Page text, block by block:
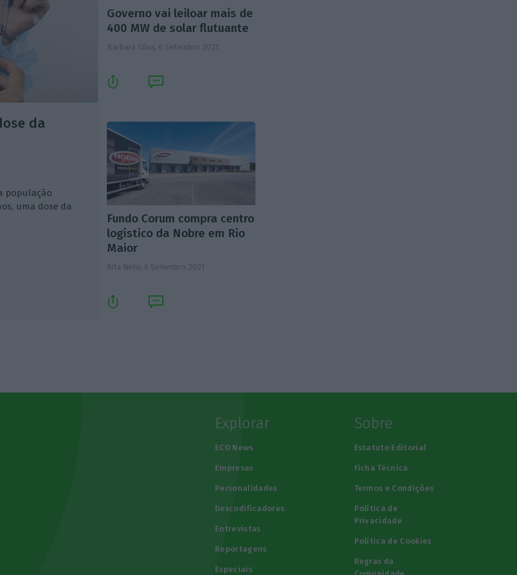
da
população
uma dose da
Governo vai leiloar mais de
400 MW de solar flutuante
Bárbara Silva, 6 Setembro 2021
Fundo Corum compra centro
logístico da Nobre em Rio
Maior
Rita Neto, 6 Setembro 2021
Explorar
ECO News
Empresas
Personalidades
Descodificadores
Entrevistas
Reportagens
Especiais
Sobre
Estatuto Editorial
Ficha Técnica
Termos e Condições
Política de
Privacidade
Política de Cookies
Regras da